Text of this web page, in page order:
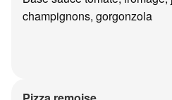
champignons, gorgonzola